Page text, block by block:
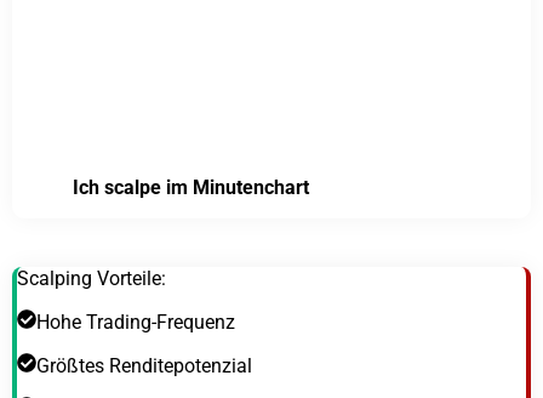
Ich scalpe im Minutenchart
Scalping Vorteile:
Hohe Trading-Frequenz
Größtes Renditepotenzial